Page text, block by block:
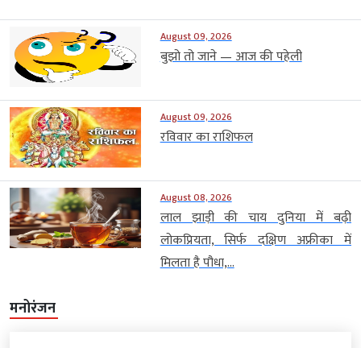
August 09, 2026
बुझो तो जाने — आज की पहेली
August 09, 2026
रविवार का राशिफल
August 08, 2026
लाल झाड़ी की चाय दुनिया में बढ़ी
लोकप्रियता, सिर्फ दक्षिण अफ्रीका में
मिलता है पौधा,...
मनोरंजन